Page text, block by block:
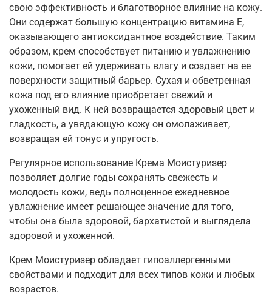
свою эффективность и благотворное влияние на кожу.
Они содержат большую концентрацию витамина Е,
оказывающего антиоксидантное воздействие. Таким
образом, крем способствует питанию и увлажнению
кожи, помогает ей удерживать влагу и создает на ее
поверхности защитный барьер. Сухая и обветренная
кожа под его влияние приобретает свежий и
ухоженный вид. К ней возвращается здоровый цвет и
гладкость, а увядающую кожу он омолаживает,
возвращая ей тонус и упругость.
Регулярное использование Крема Моистуризер
позволяет долгие годы сохранять свежесть и
молодость кожи, ведь полноценное ежедневное
увлажнение имеет решающее значение для того,
чтобы она была здоровой, бархатистой и выглядела
здоровой и ухоженной.
Крем Моистуризер обладает гипоаллергенными
свойствами и подходит для всех типов кожи и любых
возрастов.